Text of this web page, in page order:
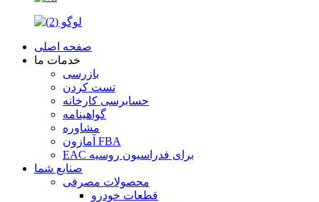
صفحه اصلی
خدمات ما
بازرسی
تست کردن
حسابرسی کارخانه
گواهینامه
مشاوره
آمازون FBA
EAC برای فدراسیون روسیه
صنایع شما
محصولات مصرفی
قطعات خودرو